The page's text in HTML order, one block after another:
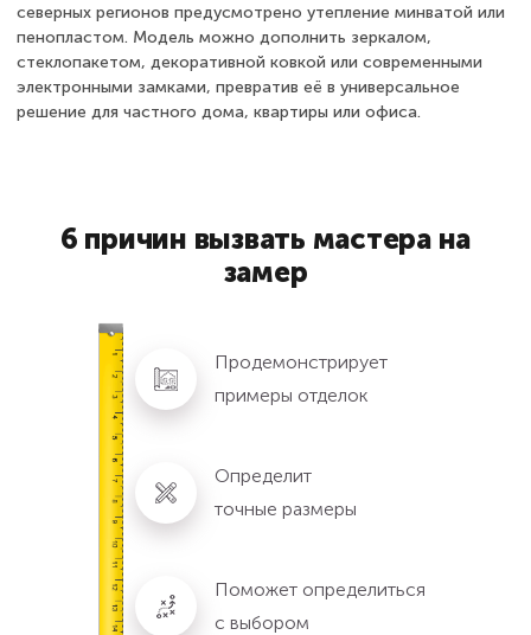
северных регионов предусмотрено утепление минватой или
пенопластом. Модель можно дополнить зеркалом,
стеклопакетом, декоративной ковкой или современными
электронными замками, превратив её в универсальное
решение для частного дома, квартиры или офиса.
6 причин вызвать мастера на
замер
Продемонстрирует
примеры отделок
Определит
точные размеры
Поможет определиться
с выбором